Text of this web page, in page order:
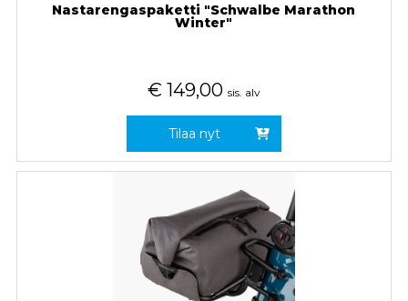
Nastarengaspaketti "Schwalbe Marathon
Winter"
€ 149,00 sis. alv
Tilaa nyt